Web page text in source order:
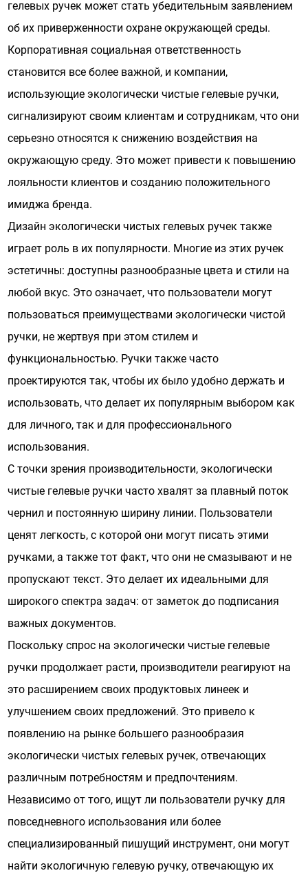
гелевых ручек может стать убедительным заявлением
об их приверженности охране окружающей среды.
Корпоративная социальная ответственность
становится все более важной, и компании,
использующие экологически чистые гелевые ручки,
сигнализируют своим клиентам и сотрудникам, что они
серьезно относятся к снижению воздействия на
окружающую среду. Это может привести к повышению
лояльности клиентов и созданию положительного
имиджа бренда.
Дизайн экологически чистых гелевых ручек также
играет роль в их популярности. Многие из этих ручек
эстетичны: доступны разнообразные цвета и стили на
любой вкус. Это означает, что пользователи могут
пользоваться преимуществами экологически чистой
ручки, не жертвуя при этом стилем и
функциональностью. Ручки также часто
проектируются так, чтобы их было удобно держать и
использовать, что делает их популярным выбором как
для личного, так и для профессионального
использования.
С точки зрения производительности, экологически
чистые гелевые ручки часто хвалят за плавный поток
чернил и постоянную ширину линии. Пользователи
ценят легкость, с которой они могут писать этими
ручками, а также тот факт, что они не смазывают и не
пропускают текст. Это делает их идеальными для
широкого спектра задач: от заметок до подписания
важных документов.
Поскольку спрос на экологически чистые гелевые
ручки продолжает расти, производители реагируют на
это расширением своих продуктовых линеек и
улучшением своих предложений. Это привело к
появлению на рынке большего разнообразия
экологически чистых гелевых ручек, отвечающих
различным потребностям и предпочтениям.
Независимо от того, ищут ли пользователи ручку для
повседневного использования или более
специализированный пишущий инструмент, они могут
найти экологичную гелевую ручку, отвечающую их